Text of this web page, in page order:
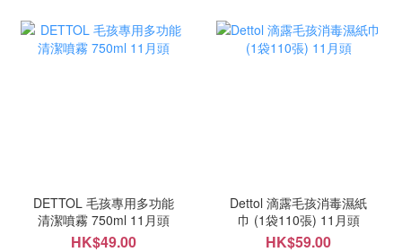
DETTOL 毛孩專用多功能
清潔噴霧 750ml 11月頭
HK$49.00
Dettol 滴露毛孩消毒濕紙
巾 (1袋110張) 11月頭
HK$59.00